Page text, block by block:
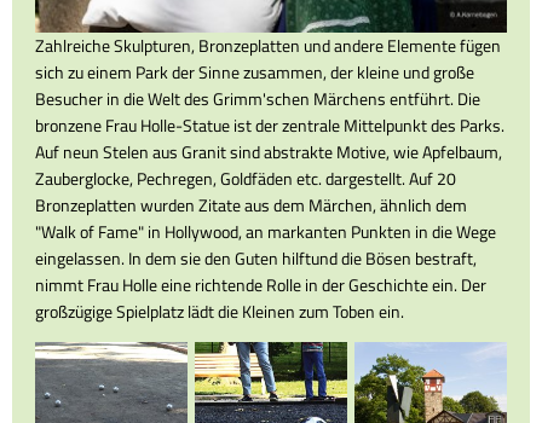
Zahlreiche Skulpturen, Bronzeplatten und andere Elemente fügen
sich zu einem Park der Sinne zusammen, der kleine und große
Besucher in die Welt des Grimm'schen Märchens entführt. Die
bronzene Frau Holle-Statue ist der zentrale Mittelpunkt des Parks.
Auf neun Stelen aus Granit sind abstrakte Motive, wie Apfelbaum,
Zauberglocke, Pechregen, Goldfäden etc. dargestellt. Auf 20
Bronzeplatten wurden Zitate aus dem Märchen, ähnlich dem
"Walk of Fame" in Hollywood, an markanten Punkten in die Wege
eingelassen. In dem sie den Guten hilftund die Bösen bestraft,
nimmt Frau Holle eine richtende Rolle in der Geschichte ein. Der
großzügige Spielplatz lädt die Kleinen zum Toben ein.